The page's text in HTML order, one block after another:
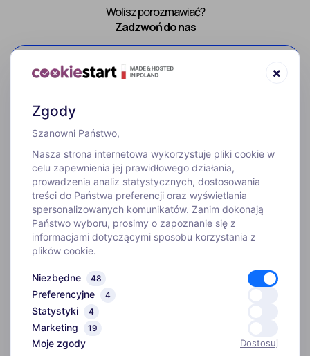
Wolisz porozmawiać?
Zadzwoń do nas
WYJAZDY
INFORMACJE
O FIRMIE
Biuro
Kim jesteśmy
ADRES
Zgody
×
Szanowni Państwo,
Nasza strona internetowa wykorzystuje pliki cookie w
celu zapewnienia jej prawidłowego działania,
prowadzenia analiz statystycznych, dostosowania
treści do Państwa preferencji oraz wyświetlania
spersonalizowanych komunikatów. Zanim dokonają
Państwo wyboru, prosimy o zapoznanie się z
informacjami dotyczącymi sposobu korzystania z
plików cookie.
Niezbędne 48
Preferencyjne 4
Statystyki 4
Marketing 19
Moje zgody Dostosuj